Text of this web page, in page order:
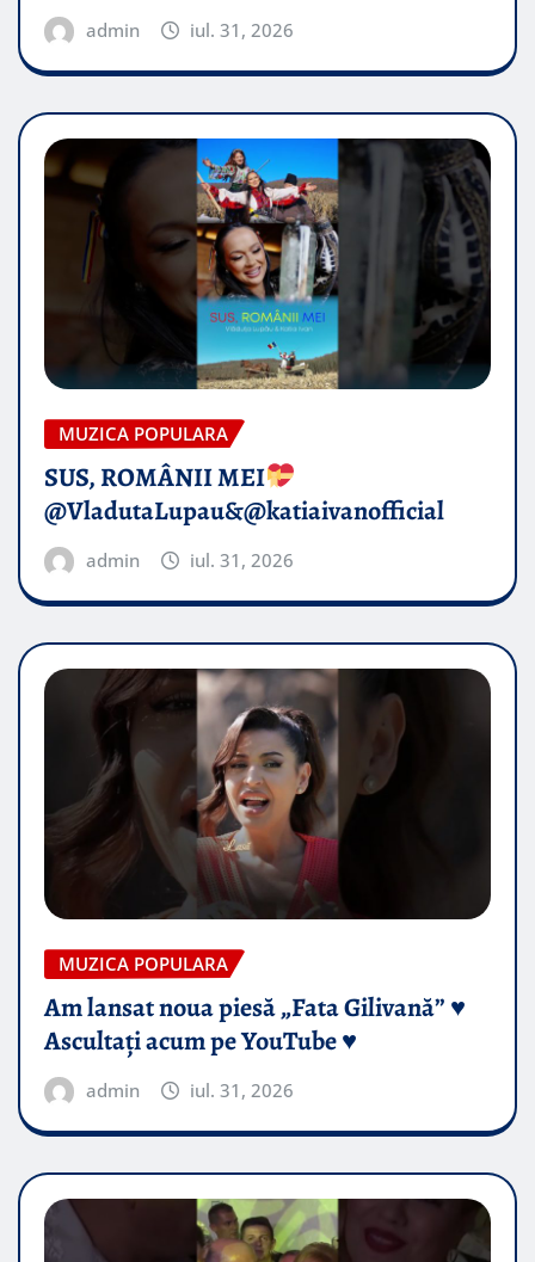
admin iul. 31, 2026
MUZICA POPULARA
SUS, ROMÂNII MEI
@VladutaLupau&@katiaivanofficial
admin iul. 31, 2026
MUZICA POPULARA
Am lansat noua piesă „Fata Gilivană” ♥️
Ascultați acum pe YouTube ♥️
admin iul. 31, 2026